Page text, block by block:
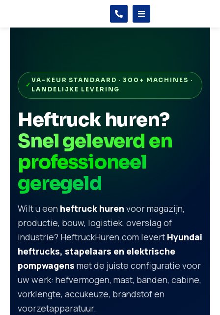
VA-KEUR STANDAARD · 300+ MACHINES ·
LANDELIJKE LEVERING
Heftruck huren?
Snel geleverd en
professioneel
geregeld
Wilt u een heftruck huren voor magazijn,
productie, bouw, logistiek, overslag of
industrie? HeftruckHuren.com levert Hyundai
heftrucks, stapelaars en elektrische
pompwagens met de juiste configuratie voor
uw werk: hefvermogen, mast, banden, cabine,
vorklengte, accukeuze, brandstof en
voorzetapparatuur.